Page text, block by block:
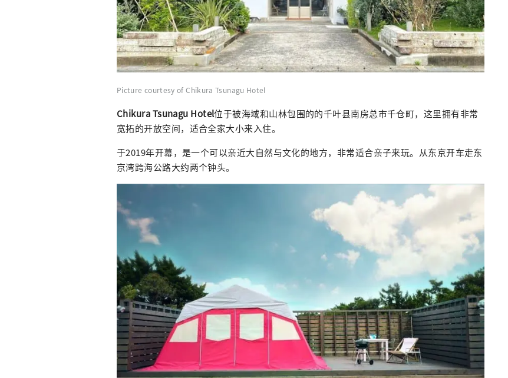
Picture courtesy of Chikura Tsunagu Hotel
Chikura Tsunagu Hotel位于被海域和山林包围的的千叶县南房总市千仓町，这里拥有非常
宽拓的开放空间，适合全家大小来入住。
于2019年开幕，是一个可以亲近大自然与文化的地方，非常适合亲子来玩。从东京开车走东
京湾跨海公路大约两个钟头。